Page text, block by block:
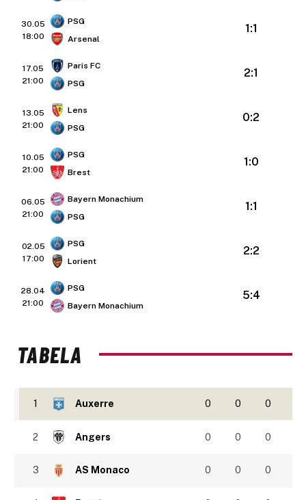
30.05
18:00
PSG
Arsenal
1:1
17.05
21:00
Paris FC
PSG
2:1
13.05
21:00
Lens
PSG
0:2
10.05
21:00
PSG
Brest
1:0
06.05
21:00
Bayern Monachium
PSG
1:1
02.05
17:00
PSG
Lorient
2:2
28.04
21:00
PSG
Bayern Monachium
5:4
TABELA
1 Auxerre 0 0 0
2 Angers 0 0 0
3 AS Monaco 0 0 0